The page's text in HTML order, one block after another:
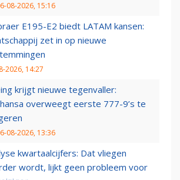
08-2026, 15:16
E195-E2 biedt LATAM kansen:
zet in op nieuwe
2026, 14:27
krijgt nieuwe tegenvaller:
overweegt eerste 777-9’s te
08-2026, 13:36
kwartaalcijfers: Dat vliegen
wordt, lijkt geen probleem voor